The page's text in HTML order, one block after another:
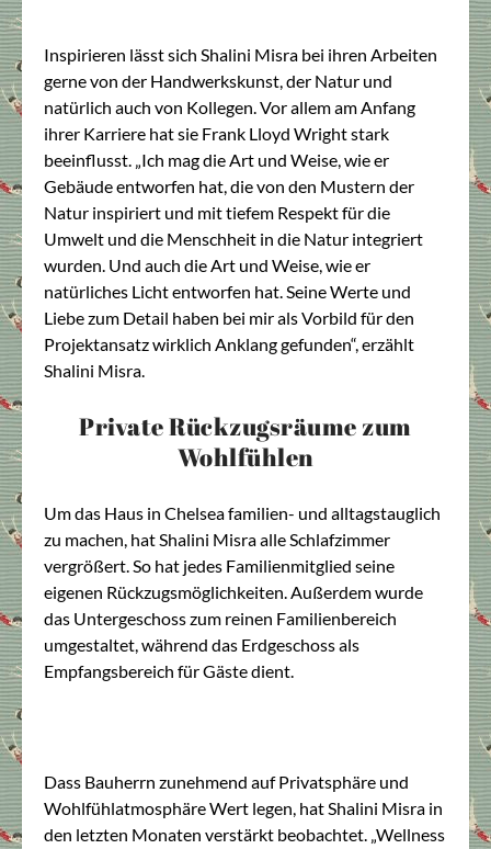
Inspirieren lässt sich Shalini Misra bei ihren Arbeiten
gerne von der Handwerkskunst, der Natur und
natürlich auch von Kollegen. Vor allem am Anfang
ihrer Karriere hat sie Frank Lloyd Wright stark
beeinflusst. „Ich mag die Art und Weise, wie er
Gebäude entworfen hat, die von den Mustern der
Natur inspiriert und mit tiefem Respekt für die
Umwelt und die Menschheit in die Natur integriert
wurden. Und auch die Art und Weise, wie er
natürliches Licht entworfen hat. Seine Werte und
Liebe zum Detail haben bei mir als Vorbild für den
Projektansatz wirklich Anklang gefunden“, erzählt
Shalini Misra.
Private Rückzugsräume zum
Wohlfühlen
Um das Haus in Chelsea familien- und alltagstauglich
zu machen, hat Shalini Misra alle Schlafzimmer
vergrößert. So hat jedes Familienmitglied seine
eigenen Rückzugsmöglichkeiten. Außerdem wurde
das Untergeschoss zum reinen Familienbereich
umgestaltet, während das Erdgeschoss als
Empfangsbereich für Gäste dient.
Dass Bauherrn zunehmend auf Privatsphäre und
Wohlfühlatmosphäre Wert legen, hat Shalini Misra in
den letzten Monaten verstärkt beobachtet. „Wellness